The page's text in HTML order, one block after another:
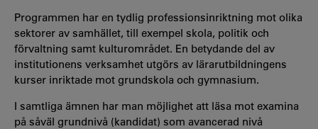
Programmen har en tydlig professionsinriktning mot olika
sektorer av samhället, till exempel skola, politik och
förvaltning samt kulturområdet. En betydande del av
institutionens verksamhet utgörs av lärarutbildningens
kurser inriktade mot grundskola och gymnasium.
I samtliga ämnen har man möjlighet att läsa mot examina
på såväl grundnivå (kandidat) som avancerad nivå